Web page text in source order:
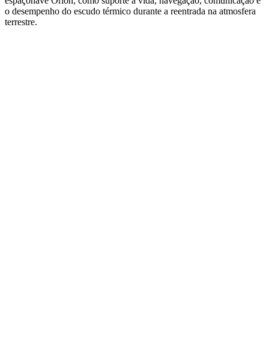
o desempenho do escudo térmico durante a reentrada na atmosfera
terrestre.